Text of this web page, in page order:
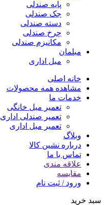
پایه صندلی
جک صندلی
دسته صندلی
چرخ صندلی
مکانیزم صندلی
مبلمان
مبل اداری
خانه اصلی
مشاهده همه محصولات
خدمات ما
تعمیر مبل خانگی
تعمیر صندلی اداری
تعمیر مبل اداری
وبلاگ
درباره نشین کالا
تماس با ما
علاقه مندی
مقایسه
ورود / ثبت نام
سبد خرید